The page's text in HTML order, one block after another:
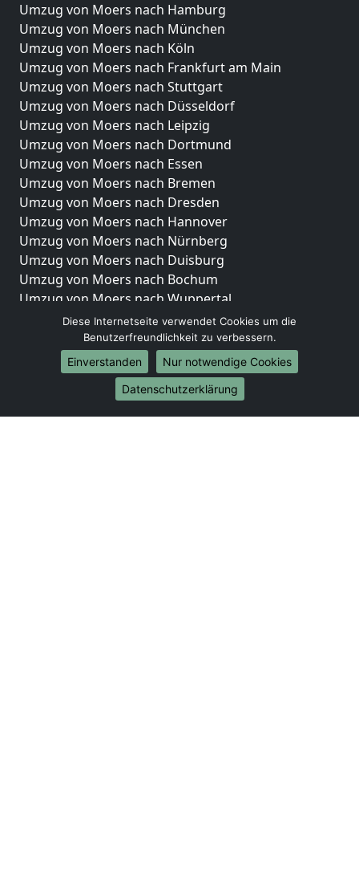
Umzug von Moers nach Hamburg
Umzug von Moers nach München
Umzug von Moers nach Köln
Umzug von Moers nach Frankfurt am Main
Umzug von Moers nach Stuttgart
Umzug von Moers nach Düsseldorf
Umzug von Moers nach Leipzig
Umzug von Moers nach Dortmund
Umzug von Moers nach Essen
Umzug von Moers nach Bremen
Umzug von Moers nach Dresden
Umzug von Moers nach Hannover
Umzug von Moers nach Nürnberg
Umzug von Moers nach Duisburg
Umzug von Moers nach Bochum
Umzug von Moers nach Wuppertal
Umzug von Moers nach Bielefeld
Umzug von Moers nach Bonn
Umzug von Moers nach Münster
Internationale-Umzüge
Umzug von Moers nach Brasilien
Diese Internetseite verwendet Cookies um die
Benutzerfreundlichkeit zu verbessern.
Einverstanden
Nur notwendige Cookies
Datenschutzerklärung